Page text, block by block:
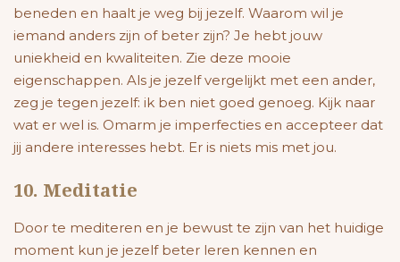
beneden en haalt je weg bij jezelf. Waarom wil je
iemand anders zijn of beter zijn? Je hebt jouw
uniekheid en kwaliteiten. Zie deze mooie
eigenschappen. Als je jezelf vergelijkt met een ander,
zeg je tegen jezelf: ik ben niet goed genoeg. Kijk naar
wat er wel is. Omarm je imperfecties en accepteer dat
jij andere interesses hebt. Er is niets mis met jou.
10. Meditatie
Door te mediteren en je bewust te zijn van het huidige
moment kun je jezelf beter leren kennen en